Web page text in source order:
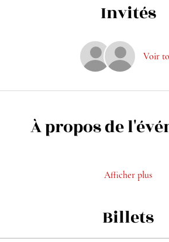
Invités
Voir
À propos de
Afficher plus
Billets